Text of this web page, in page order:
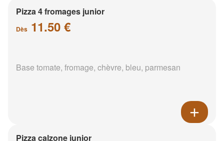
Pizza 4 fromages junior
Dès 11.50 €
Base tomate, fromage, chèvre, bleu, parmesan
Pizza calzone junior